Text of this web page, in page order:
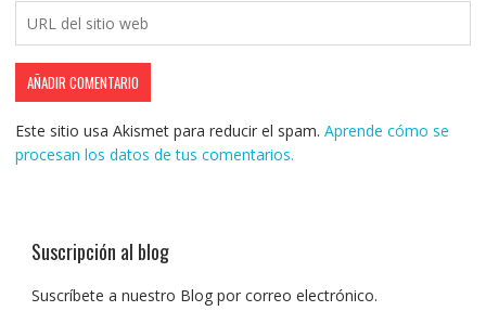
Este sitio usa Akismet para reducir el spam. Aprende cómo se
procesan los datos de tus comentarios.
Suscripción al blog
Suscríbete a nuestro Blog por correo electrónico.